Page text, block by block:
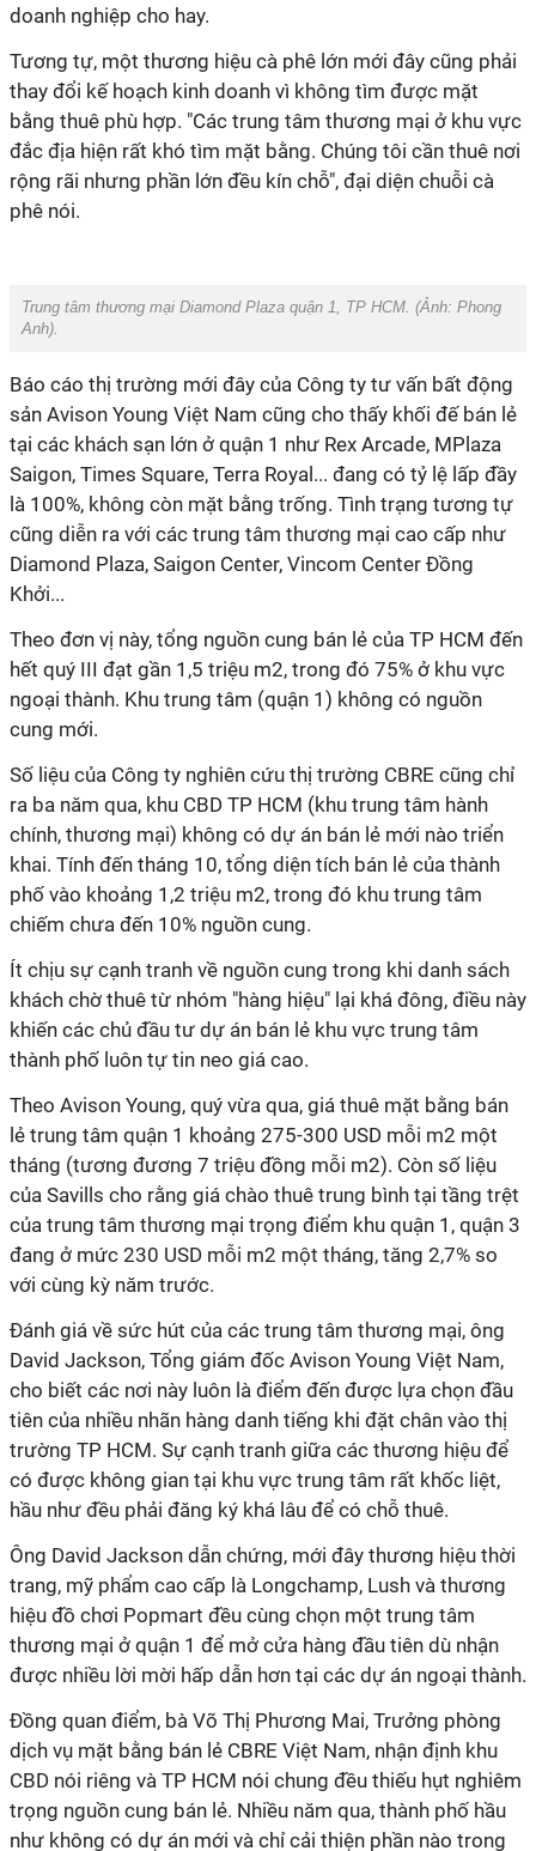
doanh nghiệp cho hay.
Tương tự, một thương hiệu cà phê lớn mới đây cũng phải
thay đổi kế hoạch kinh doanh vì không tìm được mặt
bằng thuê phù hợp. "Các trung tâm thương mại ở khu vực
đắc địa hiện rất khó tìm mặt bằng. Chúng tôi cần thuê nơi
rộng rãi nhưng phần lớn đều kín chỗ", đại diện chuỗi cà
phê nói.
Trung tâm thương mại Diamond Plaza quận 1, TP HCM. (Ảnh: Phong
Anh).
Báo cáo thị trường mới đây của Công ty tư vấn bất động
sản Avison Young Việt Nam cũng cho thấy khối đế bán lẻ
tại các khách sạn lớn ở quận 1 như Rex Arcade, MPlaza
Saigon, Times Square, Terra Royal... đang có tỷ lệ lấp đầy
là 100%, không còn mặt bằng trống. Tình trạng tương tự
cũng diễn ra với các trung tâm thương mại cao cấp như
Diamond Plaza, Saigon Center, Vincom Center Đồng
Khởi...
Theo đơn vị này, tổng nguồn cung bán lẻ của TP HCM đến
hết quý III đạt gần 1,5 triệu m2, trong đó 75% ở khu vực
ngoại thành. Khu trung tâm (quận 1) không có nguồn
cung mới.
Số liệu của Công ty nghiên cứu thị trường CBRE cũng chỉ
ra ba năm qua, khu CBD TP HCM (khu trung tâm hành
chính, thương mại) không có dự án bán lẻ mới nào triển
khai. Tính đến tháng 10, tổng diện tích bán lẻ của thành
phố vào khoảng 1,2 triệu m2, trong đó khu trung tâm
chiếm chưa đến 10% nguồn cung.
Ít chịu sự cạnh tranh về nguồn cung trong khi danh sách
khách chờ thuê từ nhóm "hàng hiệu" lại khá đông, điều này
khiến các chủ đầu tư dự án bán lẻ khu vực trung tâm
thành phố luôn tự tin neo giá cao.
Theo Avison Young, quý vừa qua, giá thuê mặt bằng bán
lẻ trung tâm quận 1 khoảng 275-300 USD mỗi m2 một
tháng (tương đương 7 triệu đồng mỗi m2). Còn số liệu
của Savills cho rằng giá chào thuê trung bình tại tầng trệt
của trung tâm thương mại trọng điểm khu quận 1, quận 3
đang ở mức 230 USD mỗi m2 một tháng, tăng 2,7% so
với cùng kỳ năm trước.
Đánh giá về sức hút của các trung tâm thương mại, ông
David Jackson, Tổng giám đốc Avison Young Việt Nam,
cho biết các nơi này luôn là điểm đến được lựa chọn đầu
tiên của nhiều nhãn hàng danh tiếng khi đặt chân vào thị
trường TP HCM. Sự cạnh tranh giữa các thương hiệu để
có được không gian tại khu vực trung tâm rất khốc liệt,
hầu như đều phải đăng ký khá lâu để có chỗ thuê.
Ông David Jackson dẫn chứng, mới đây thương hiệu thời
trang, mỹ phẩm cao cấp là Longchamp, Lush và thương
hiệu đồ chơi Popmart đều cùng chọn một trung tâm
thương mại ở quận 1 để mở cửa hàng đầu tiên dù nhận
được nhiều lời mời hấp dẫn hơn tại các dự án ngoại thành.
Đồng quan điểm, bà Võ Thị Phương Mai, Trưởng phòng
dịch vụ mặt bằng bán lẻ CBRE Việt Nam, nhận định khu
CBD nói riêng và TP HCM nói chung đều thiếu hụt nghiêm
trọng nguồn cung bán lẻ. Nhiều năm qua, thành phố hầu
như không có dự án mới và chỉ cải thiện phần nào trong